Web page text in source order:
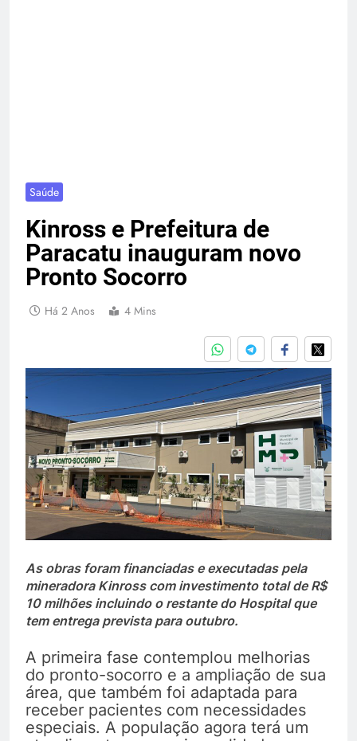
Saúde
Kinross e Prefeitura de
Paracatu inauguram novo
Pronto Socorro
Há 2 Anos 4 Mins
As obras foram financiadas e executadas pela
mineradora Kinross com investimento total de R$
10 milhões incluindo o restante do Hospital que
tem entrega prevista para outubro.
A primeira fase contemplou melhorias
do pronto-socorro e a ampliação de sua
área, que também foi adaptada para
receber pacientes com necessidades
especiais. A população agora terá um